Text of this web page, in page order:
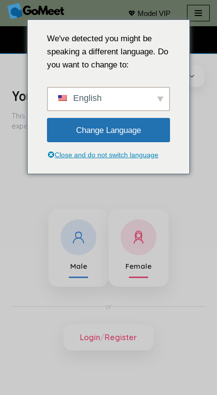
Langkau
💖 Model VIP
SEMBANG WEBCAM PERCUMA 👉
We've detected you might be
speaking a different language. Do
you want to change to:
English
Change Language
Close and do not switch language